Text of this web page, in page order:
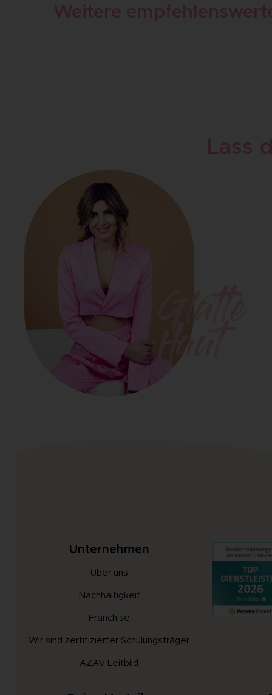
Glatte
Haut
Unternehmen
Über uns
Nachhaltigkeit
Franchise
Wir sind zertifizierter Schulungsträger
AZAV Leitbild